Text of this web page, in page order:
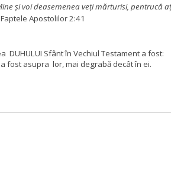
şi voi deasemenea veţi mărturisi, pentrucă
Apostolilor 2:41
DUHULUI Sfânt în Vechiul Testament a fost:
fost asupra lor, mai degrabă decât în ​​ei.